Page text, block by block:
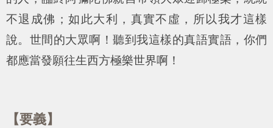
不退成佛；如此大利，真實不虛，所以我才這樣
說。世間的大眾啊！聽到我這樣的真語實語，你們
都應當發願往生西方極樂世界啊！
【要義】